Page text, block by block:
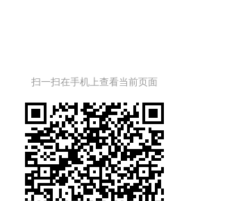
扫一扫在手机上查看当前页面